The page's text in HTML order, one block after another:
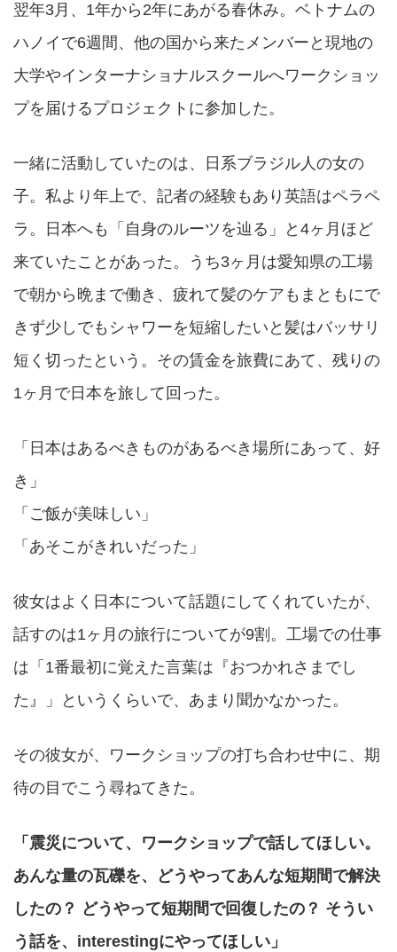
翌年3月、1年から2年にあがる春休み。ベトナムの
ハノイで6週間、他の国から来たメンバーと現地の
大学やインターナショナルスクールへワークショッ
プを届けるプロジェクトに参加した。
一緒に活動していたのは、日系ブラジル人の女の
子。私より年上で、記者の経験もあり英語はペラペ
ラ。日本へも「自身のルーツを辿る」と4ヶ月ほど
来ていたことがあった。うち3ヶ月は愛知県の工場
で朝から晩まで働き、疲れて髪のケアもまともにで
きず少しでもシャワーを短縮したいと髪はバッサリ
短く切ったという。その賃金を旅費にあて、残りの
1ヶ月で日本を旅して回った。
「日本はあるべきものがあるべき場所にあって、好
き」
「ご飯が美味しい」
「あそこがきれいだった」
彼女はよく日本について話題にしてくれていたが、
話すのは1ヶ月の旅行についてが9割。工場での仕事
は「1番最初に覚えた言葉は『おつかれさまでし
た』」というくらいで、あまり聞かなかった。
その彼女が、ワークショップの打ち合わせ中に、期
待の目でこう尋ねてきた。
「震災について、ワークショップで話してほしい。
あんな量の瓦礫を、どうやってあんな短期間で解決
したの？ どうやって短期間で回復したの？ そうい
う話を、interestingにやってほしい」